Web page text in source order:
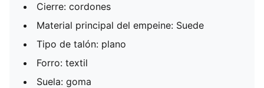
Cierre: cordones
Material principal del empeine: Suede
Tipo de talón: plano
Forro: textil
Suela: goma